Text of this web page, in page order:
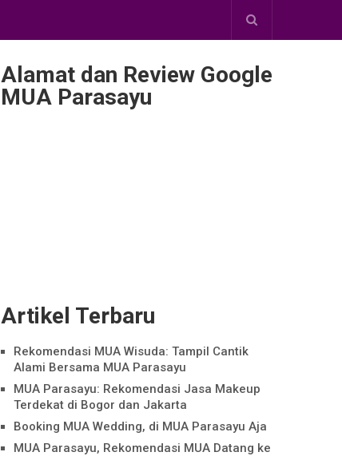
Alamat dan Review Google
MUA Parasayu
Artikel Terbaru
Rekomendasi MUA Wisuda: Tampil Cantik
Alami Bersama MUA Parasayu
MUA Parasayu: Rekomendasi Jasa Makeup
Terdekat di Bogor dan Jakarta
Booking MUA Wedding, di MUA Parasayu Aja
MUA Parasayu, Rekomendasi MUA Datang ke